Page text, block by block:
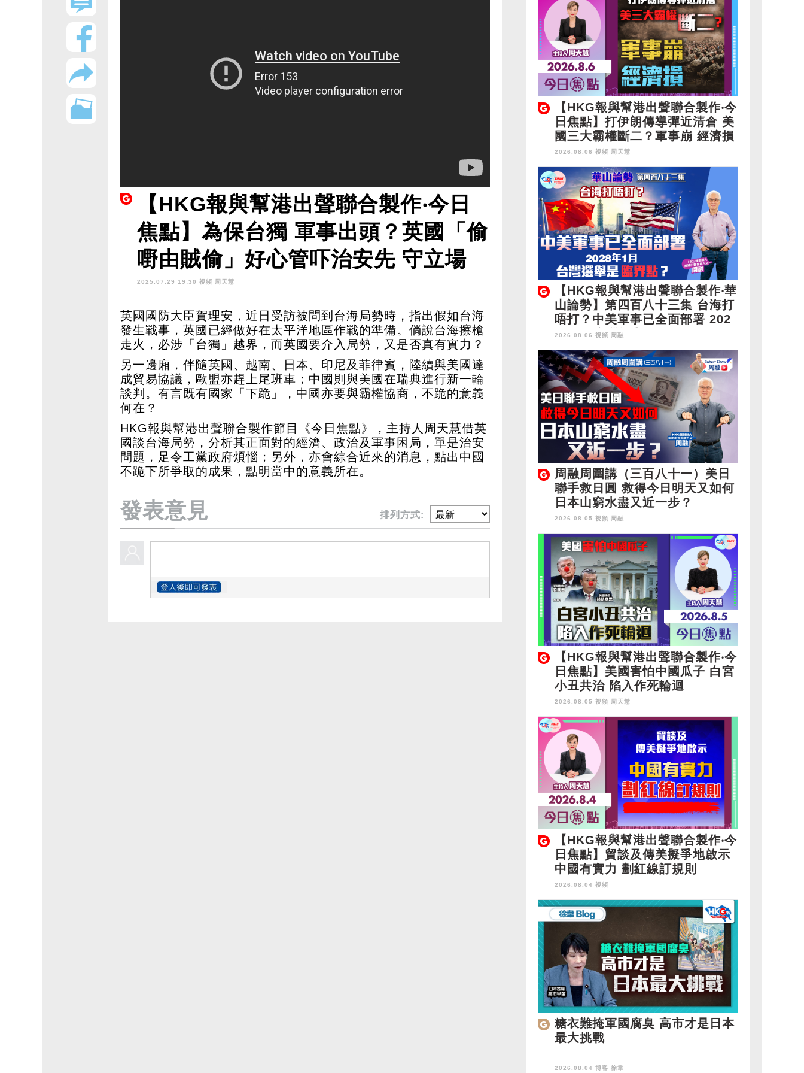
【HKG報與幫港出聲聯合製作‧今日
焦點】為保台獨 軍事出頭？英國「偷
嘢由賊偷」好心管吓治安先 守立場
+有成果 中國不跪意義所在
2025.07.29 19:30 視頻 周天慧
英國國防大臣賀理安，近日受訪被問到台海局勢時，指出假如台海
發生戰事，英國已經做好在太平洋地區作戰的準備。倘說台海擦槍
走火，必涉「台獨」越界，而英國要介入局勢，又是否真有實力？
另一邊廂，伴隨英國、越南、日本、印尼及菲律賓，陸續與美國達
成貿易協議，歐盟亦趕上尾班車；中國則與美國在瑞典進行新一輪
談判。有言既有國家「下跪」，中國亦要與霸權協商，不跪的意義
何在？
HKG報與幫港出聲聯合製作節目《今日焦點》，主持人周天慧借英
國談台海局勢，分析其正面對的經濟、政治及軍事困局，單是治安
問題，足令工黨政府煩惱；另外，亦會綜合近來的消息，點出中國
不跪下所爭取的成果，點明當中的意義所在。
發表意見 排列方式:
【HKG報與幫港出聲聯合製作‧今
日焦點】打伊朗傳導彈近清倉 美
國三大霸權斷二？軍事崩 經濟損
2026.08.06 視頻 周天慧
【HKG報與幫港出聲聯合製作‧華
山論勢】第四百八十三集 台海打
唔打？中美軍事已全面部署 202
8年1月台灣選舉是臨界點？
2026.08.06 視頻 周融
周融周圍講（三百八十一）美日
聯手救日圓 救得今日明天又如何
日本山窮水盡又近一步？
2026.08.05 視頻 周融
【HKG報與幫港出聲聯合製作‧今
日焦點】美國害怕中國瓜子 白宮
小丑共治 陷入作死輪迴
2026.08.05 視頻 周天慧
【HKG報與幫港出聲聯合製作‧今
日焦點】貿談及傳美擬爭地啟示
中國有實力 劃紅線訂規則
2026.08.04 視頻
糖衣難掩軍國腐臭 高市才是日本
最大挑戰
2026.08.04 博客 徐韋